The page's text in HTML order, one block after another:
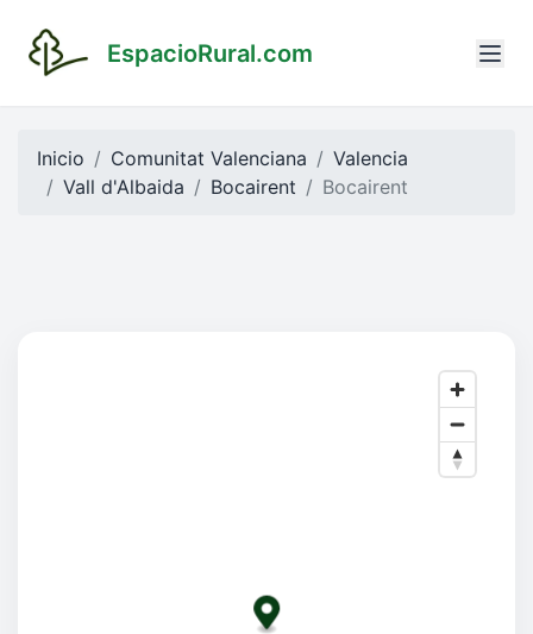
EspacioRural.com
Inicio Comunitat Valenciana
Valencia
Vall d'Albaida
Bocairent Bocairent